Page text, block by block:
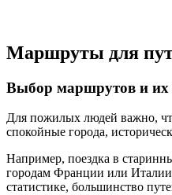
Маршруты для
Выбор маршрутов и их
Для пожилых людей важно,
спокойные города,
Например, поездка в
городам Франции или
статистике, большинство